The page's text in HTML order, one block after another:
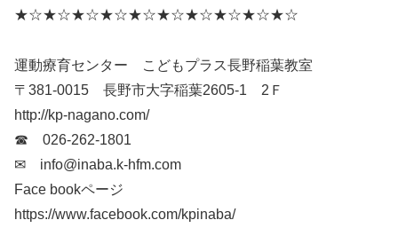
★☆★☆★☆★☆★☆★☆★☆★☆★☆★☆
運動療育センター こどもプラス長野稲葉教室
〒381-0015 長野市大字稲葉2605-1 2Ｆ
http://kp-nagano.com/
☎ 026-262-1801
✉ info@inaba.k-hfm.com
Face bookページ
https://www.facebook.com/kpinaba/